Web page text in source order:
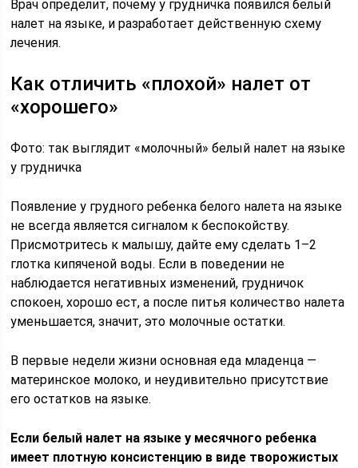
Врач определит, почему у грудничка появился белый
налет на языке, и разработает действенную схему
лечения.
Как отличить «плохой» налет от
«хорошего»
Фото: так выглядит «молочный» белый налет на языке
у грудничка
Появление у грудного ребенка белого налета на языке
не всегда является сигналом к беспокойству.
Присмотритесь к малышу, дайте ему сделать 1–2
глотка кипяченой воды. Если в поведении не
наблюдается негативных изменений, грудничок
спокоен, хорошо ест, а после питья количество налета
уменьшается, значит, это молочные остатки.
В первые недели жизни основная еда младенца —
материнское молоко, и неудивительно присутствие
его остатков на языке.
Если белый налет на языке у месячного ребенка
имеет плотную консистенцию в виде творожистых